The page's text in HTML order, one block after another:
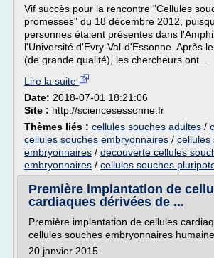
Vif succès pour la rencontre "Cellules
promesses" du 18 décembre 2012,
personnes étaient présentes dans
l'Université d'Evry-Val-d'Essonne. Après
(de grande qualité), les chercheurs ont...
Lire la suite
Date: 2018-07-01 18:21:06
Site : http://sciencesessonne.fr
Thèmes liés : cellules souches adultes /
cellules souches embryonnaires / cellules
embryonnaires / decouverte cellules
embryonnaires / cellules souches
Première implantation de
cardiaques dérivées de ...
Première implantation de cellules
cellules souches embryonnaires
20 janvier 2015